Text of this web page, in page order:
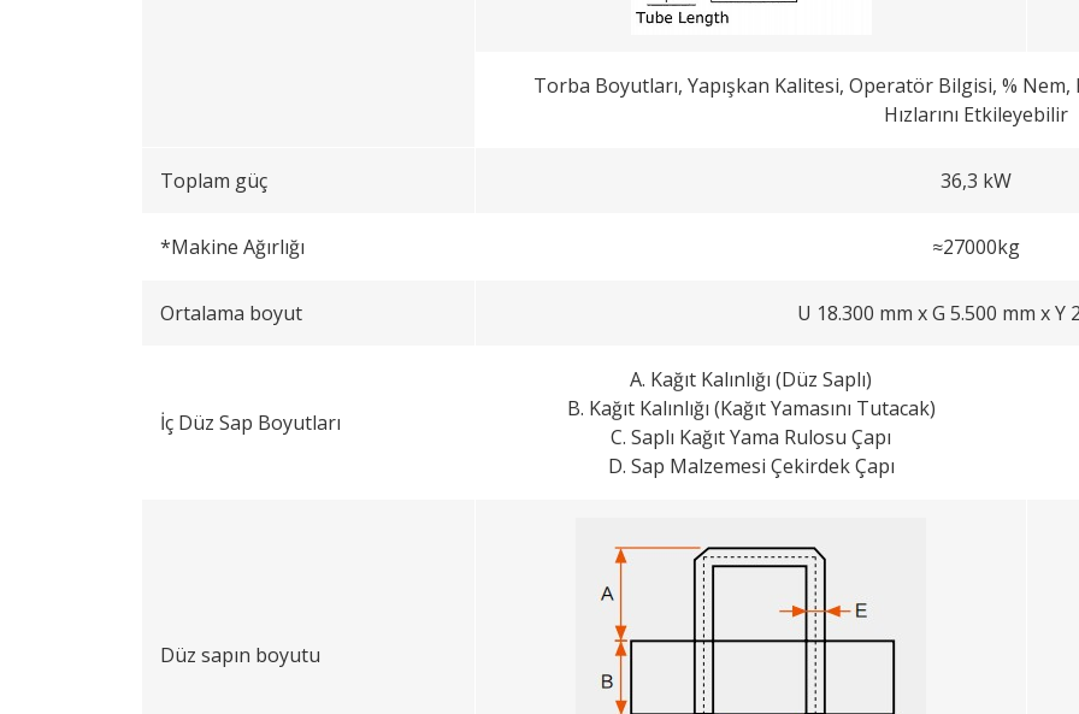
Torba Boyutları, Yapışkan Kalitesi, Operatör Bilgisi, % Nem,
Hızlarını Etkileyebilir
Toplam güç 36,3 kW
*Makine Ağırlığı ≈27000kg
Ortalama boyut U 18.300 mm x G 5.500 mm x Y
İç Düz Sap Boyutları
A. Kağıt Kalınlığı (Düz Saplı)
B. Kağıt Kalınlığı (Kağıt Yamasını Tutacak)
C. Saplı Kağıt Yama Rulosu Çapı
D. Sap Malzemesi Çekirdek Çapı
Düz sapın boyutu